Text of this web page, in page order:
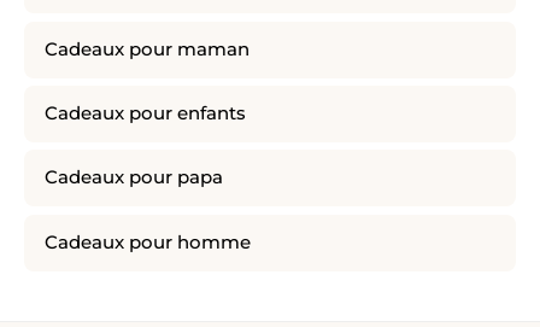
Cadeaux pour maman
Cadeaux pour enfants
Cadeaux pour papa
Cadeaux pour homme